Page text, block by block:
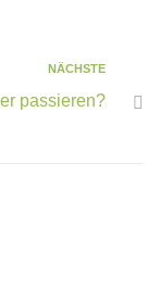
NÄCHSTE
passieren?